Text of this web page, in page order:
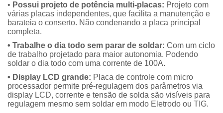
• Possui projeto de potência multi-placas: Projeto com
várias placas independentes, que facilita a manutenção e
barateia o conserto. Não condenando a placa principal
completa.
• Trabalhe o dia todo sem parar de soldar: Com um ciclo
de trabalho projetado para maior autonomia. Podendo
soldar o dia todo com uma corrente de 100A.
• Display LCD grande: Placa de controle com micro
processador permite pré-regulagem dos parâmetros via
display LCD, corrente e tensão de solda são visíveis para
regulagem mesmo sem soldar em modo Eletrodo ou TIG.